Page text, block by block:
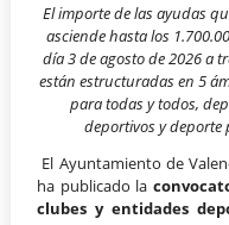
El importe de las ayudas
asciende hasta los
día 3 de agosto de 2026 a
están estructuradas en 5
para todas y todos,
deportivos y
El Ayuntamiento de
ha publicado la
clubes y entidades